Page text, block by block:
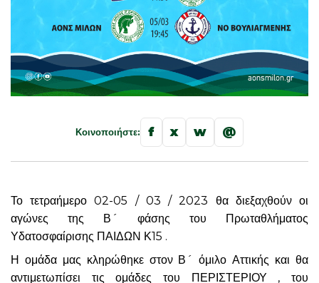
Κοινοποιήστε: f x w @
Το τετραήμερο 02-05 / 03 / 2023 θα διεξαχθούν οι
αγώνες της Β´ φάσης του Πρωταθλήματος
Υδατοσφαίρισης ΠΑΙΔΩΝ Κ15 .
Η ομάδα μας κληρώθηκε στον Β´ όμιλο Αττικής και θα
αντιμετωπίσει τις ομάδες του ΠΕΡΙΣΤΕΡΙΟΥ , του